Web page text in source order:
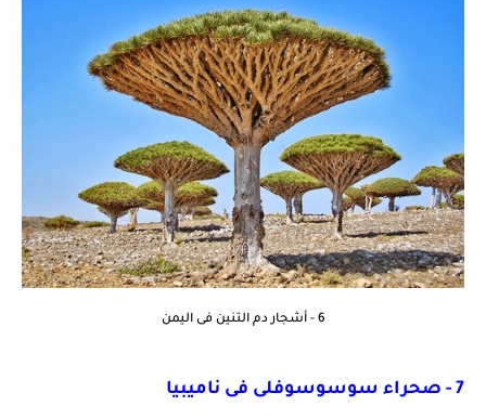
6 - أشجار دم التنين فى اليمن
7 - صحراء سوسوسوفلى فى ناميبيا